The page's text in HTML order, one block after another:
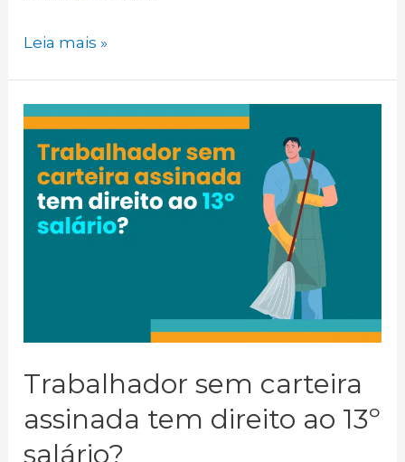
Acidente
Quem
paga
as
despesas
médicas?
Leia mais »
Trabalhador sem carteira
assinada tem direito ao 13º
salário?